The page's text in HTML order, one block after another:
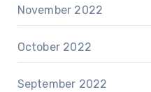
November 2022
October 2022
September 2022